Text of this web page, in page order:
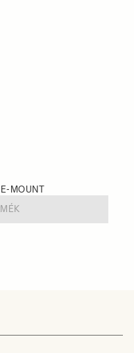
MOUNT